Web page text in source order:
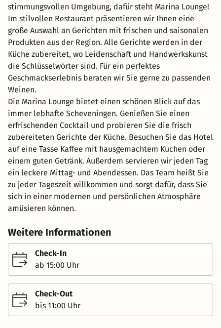
stimmungsvollen Umgebung, dafür steht Marina Lounge!
Im stilvollen Restaurant präsentieren wir Ihnen eine
große Auswahl an Gerichten mit frischen und saisonalen
Produkten aus der Region. Alle Gerichte werden in der
Küche zubereitet, wo Leidenschaft und Handwerkskunst
die Schlüsselwörter sind. Für ein perfektes
Geschmackserlebnis beraten wir Sie gerne zu passenden
Weinen.
Die Marina Lounge bietet einen schönen Blick auf das
immer lebhafte Scheveningen. Genießen Sie einen
erfrischenden Cocktail und probieren Sie die frisch
zubereiteten Gerichte der Küche. Besuchen Sie das Hotel
auf eine Tasse Kaffee mit hausgemachtem Kuchen oder
einem guten Getränk. Außerdem servieren wir jeden Tag
ein leckere Mittag- und Abendessen. Das Team heißt Sie
zu jeder Tageszeit willkommen und sorgt dafür, dass Sie
sich in einer modernen und persönlichen Atmosphäre
amüsieren können.
Weitere Informationen
Check-In
ab 15:00 Uhr
Check-Out
bis 11:00 Uhr